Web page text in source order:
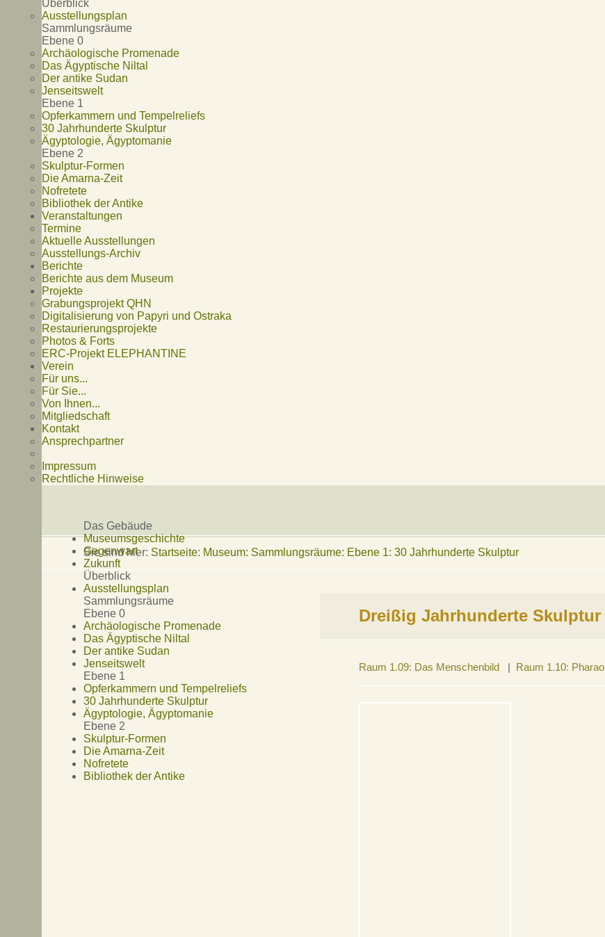
Überblick
Ausstellungsplan
Sammlungsräume
Ebene 0
Archäologische Promenade
Das Ägyptische Niltal
Der antike Sudan
Jenseitswelt
Ebene 1
Opferkammern und Tempelreliefs
30 Jahrhunderte Skulptur
Ägyptologie, Ägyptomanie
Ebene 2
Skulptur-Formen
Die Amarna-Zeit
Nofretete
Bibliothek der Antike
Veranstaltungen
Termine
Aktuelle Ausstellungen
Ausstellungs-Archiv
Berichte
Berichte aus dem Museum
Projekte
Grabungsprojekt QHN
Digitalisierung von Papyri und Ostraka
Restaurierungsprojekte
Photos & Forts
ERC-Projekt ELEPHANTINE
Verein
Für uns...
Für Sie...
Von Ihnen...
Mitgliedschaft
Kontakt
Ansprechpartner
Impressum
Rechtliche Hinweise
Das Gebäude
Museumsgeschichte
Gegenwart
Zukunft
Überblick
Ausstellungsplan
Sammlungsräume
Ebene 0
Archäologische Promenade
Das Ägyptische Niltal
Der antike Sudan
Jenseitswelt
Ebene 1
Opferkammern und Tempelreliefs
30 Jahrhunderte Skulptur
Ägyptologie, Ägyptomanie
Ebene 2
Skulptur-Formen
Die Amarna-Zeit
Nofretete
Bibliothek der Antike
Sie sind hier: Startseite: Museum: Sammlungsräume: Ebene 1: 30 Jahrhunderte Skulptur
Dreißig Jahrhunderte Skulptur
Raum 1.09: Das Menschenbild | Raum 1.10: Pharao